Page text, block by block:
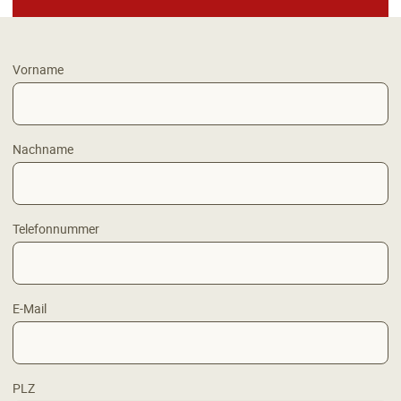
Vorname
Nachname
Telefonnummer
E-Mail
PLZ